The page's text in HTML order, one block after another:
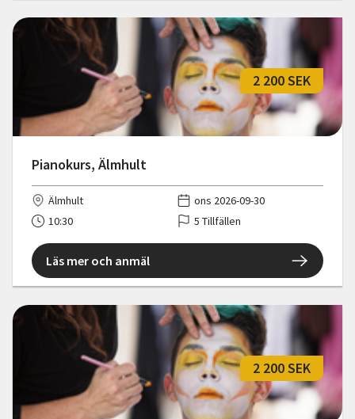
Pianokurs, Älmhult
2 200 SEK
Älmhult
ons 2026-09-30
10:30
5 Tillfällen
Läs mer och anmäl
2 200 SEK